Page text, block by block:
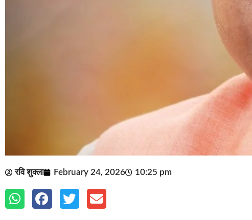
रवि शुक्ला February 24, 2026 10:25 pm